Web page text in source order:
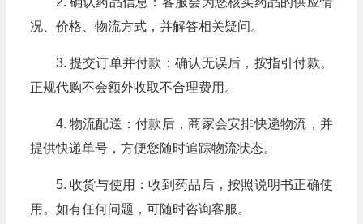
况、价格、物流方式，并解答相关疑问。
3. 提交订单并付款：确认无误后，按指引付款。
正规代购不会额外收取不合理费用。
4. 物流配送：付款后，商家会安排快递物流，并
提供快递单号，方便您随时追踪物流状态。
5. 收货与使用：收到药品后，按照说明书正确使
用。如有任何问题，可随时咨询客服。